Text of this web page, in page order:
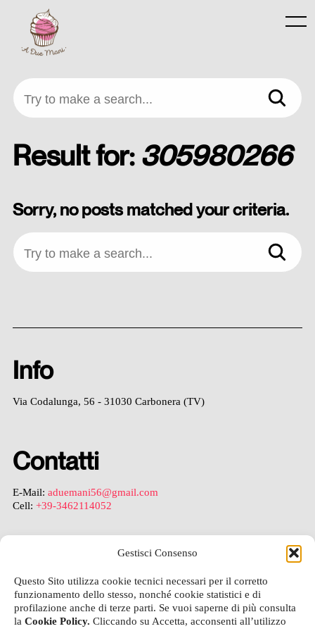
Gestisci Consenso
Questo Sito utilizza cookie tecnici necessari per il corretto
funzionamento dello stesso, nonché cookie statistici e di
profilazione anche di terze parti. Se vuoi saperne di più consulta
la Cookie Policy. Cliccando su Accetta, acconsenti all’utilizzo
content
Menu
Try to make a search...
Result for: 305980266
Sorry, no posts matched your criteria.
Try to make a search...
Info
Via Codalunga, 56 - 31030 Carbonera (TV)
Contatti
E-Mail: aduemani56@gmail.com
Cell: +39-3462114052
Privacy Policy
Cookie Policy